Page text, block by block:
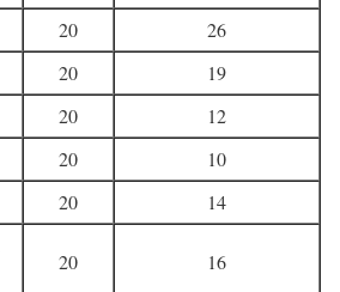
20
26
20
19
20
12
20
10
20
14
20 16